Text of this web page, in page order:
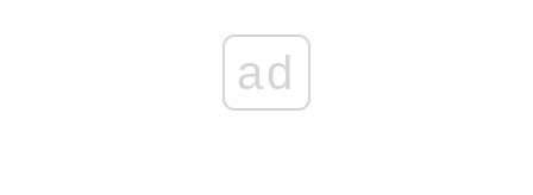
ad